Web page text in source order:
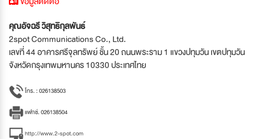
คุณอัจฉรี วิสุทธิกุลพันธ์
2spot Communications Co., Ltd.
เลขที่ 44 อาคารศรีจุลทรัพย์ ชั้น 20 ถนนพระราม 1 แขวงปทุมวัน เขตปทุมวัน
จังหวัดกรุงเทพมหานคร 10330 ประเทศไทย
โทร. : 026138503
แฟกซ์. 026138504
http://www.2-spot.com